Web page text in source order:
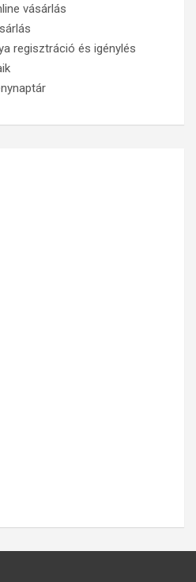
vásárlás
regisztráció és igénylés